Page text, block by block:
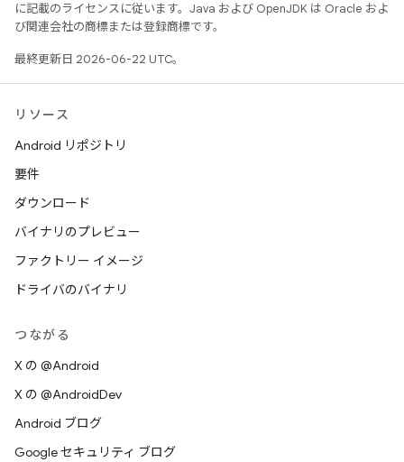
に記載のライセンスに従います。Java および OpenJDK は Oracle およ
び関連会社の商標または登録商標です。
最終更新日 2026-06-22 UTC。
リソース
Android リポジトリ
要件
ダウンロード
バイナリのプレビュー
ファクトリー イメージ
ドライバのバイナリ
つながる
X の @Android
X の @AndroidDev
Android ブログ
Google セキュリティ ブログ